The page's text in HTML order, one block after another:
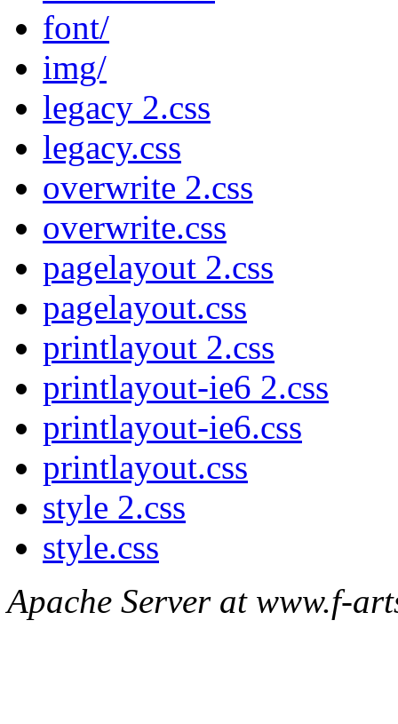
font/
img/
legacy 2.css
legacy.css
overwrite 2.css
overwrite.css
pagelayout 2.css
pagelayout.css
printlayout 2.css
printlayout-ie6 2.css
printlayout-ie6.css
printlayout.css
style 2.css
style.css
Apache Server at www.f-